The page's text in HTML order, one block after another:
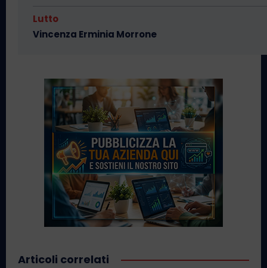
Lutto
Vincenza Erminia Morrone
Articoli correlati